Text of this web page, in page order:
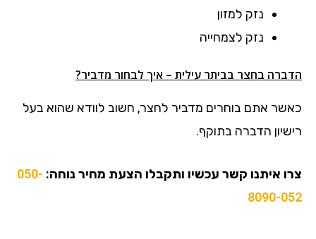
נזק למזון
נזק לצמחייה
הדברה בחצר בביתר עילית – איך לבחור מדביר?
כאשר אתם בוחרים מדביר לחצר, חשוב לוודא שהוא בעל
רישיון הדברה בתוקף.
צרו איתנו קשר עכשיו ותקבלו הצעת מחיר נוחה: 050-
8090-052